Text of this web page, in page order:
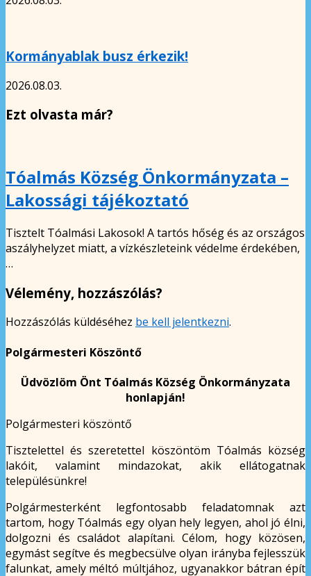
Kormányablak busz érkezik!
2026.08.03.
Ezt olvasta már?
Tóalmás Község Önkormányzata –
Lakossági tájékoztató
Tisztelt Tóalmási Lakosok! A tartós hőség és az országos
aszályhelyzet miatt, a vízkészleteink védelme érdekében,
…
Vélemény, hozzászólás?
Hozzászólás küldéséhez be kell jelentkezni.
Polgármesteri Köszöntő
Üdvözlöm Önt Tóalmás Község Önkormányzata
honlapján!
Polgármesteri köszöntő
Tisztelettel és szeretettel köszöntöm Tóalmás község
lakóit, valamint mindazokat, akik ellátogatnak
településünkre!
Polgármesterként legfontosabb feladatomnak azt
tartom, hogy Tóalmás egy olyan hely legyen, ahol jó élni,
dolgozni és családot alapítani. Célom, hogy közösen,
egymást segítve és megbecsülve olyan irányba fejlesszük
falunkat, amely méltó múltjához, ugyanakkor bátran épít